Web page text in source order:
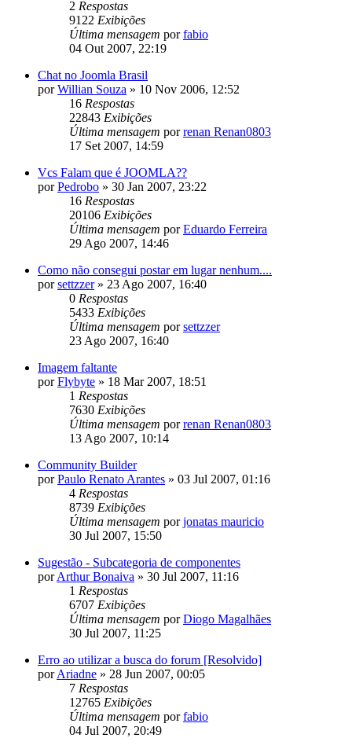
2 Respostas
9122 Exibições
Última mensagem porfabio
04 Out 2007, 22:19
Chat no Joomla Brasil
porWillian Souza » 10 Nov 2006, 12:52
16 Respostas
22843 Exibições
Última mensagem porrenan Renan0803
17 Set 2007, 14:59
Vcs Falam que é JOOMLA??
porPedrobo » 30 Jan 2007, 23:22
16 Respostas
20106 Exibições
Última mensagem porEduardo Ferreira
29 Ago 2007, 14:46
Como não consegui postar em lugar nenhum....
porsettzzer» 23 Ago 2007, 16:40
0 Respostas
5433 Exibições
Última mensagem porsettzzer
23 Ago 2007, 16:40
Imagem faltante
porFlybyte » 18 Mar 2007, 18:51
1 Respostas
7630 Exibições
Última mensagem porrenan Renan0803
13 Ago 2007, 10:14
Community Builder
porPaulo Renato Arantes » 03 Jul 2007, 01:16
4 Respostas
8739 Exibições
Última mensagem porjonatas mauricio
30 Jul 2007, 15:50
Sugestão - Subcategoria de componentes
porArthur Bonaiva » 30 Jul 2007, 11:16
1 Respostas
6707 Exibições
Última mensagem porDiogo Magalhães
30 Jul 2007, 11:25
Erro ao utilizar a busca do forum [Resolvido]
porAriadne » 28 Jun 2007, 00:05
7 Respostas
12765 Exibições
Última mensagem porfabio
04 Jul 2007, 20:49